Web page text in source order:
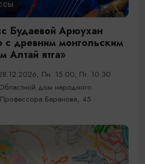
Будаевой Арюухан
с древним монгольским
Алтай ятга»
Пн. 15:00; Пт. 10:30
дом народного
Баранова, 45